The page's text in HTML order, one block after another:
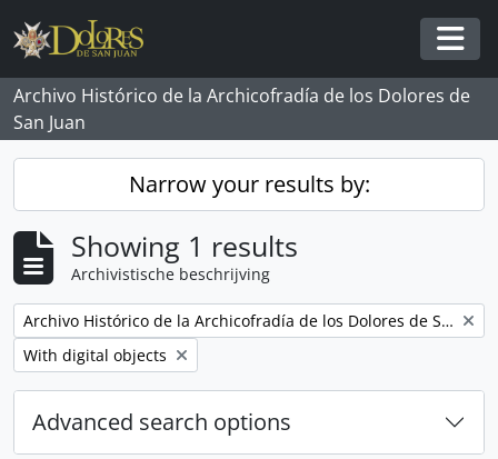
Skip to main content
Archivo Histórico de la Archicofradía de los Dolores de
San Juan
Narrow your results by:
Showing 1 results
Archivistische beschrijving
Remove filter:
Archivo Histórico de la Archicofradía de los Dolores de San Juan
Remove filter:
With digital objects
Advanced search options